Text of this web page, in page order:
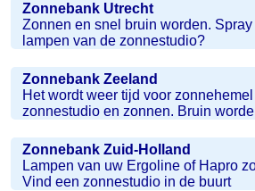
Zonnebank Utrecht
Zonnen en snel bruin worden.
lampen van de zonnestudio?
Zonnebank Zeeland
Het wordt weer tijd voor
zonnestudio en zonnen. Bruin
Zonnebank Zuid-Holland
Lampen van uw Ergoline of Hapro
Vind een zonnestudio in de buurt